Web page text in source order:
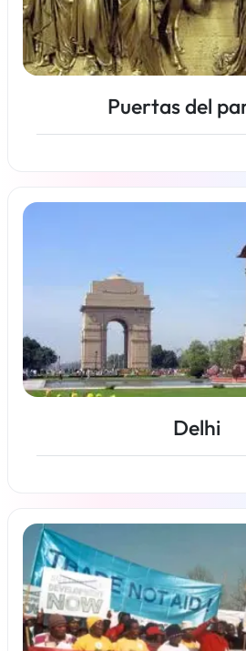
Puertas del
Más
Delhi
Más